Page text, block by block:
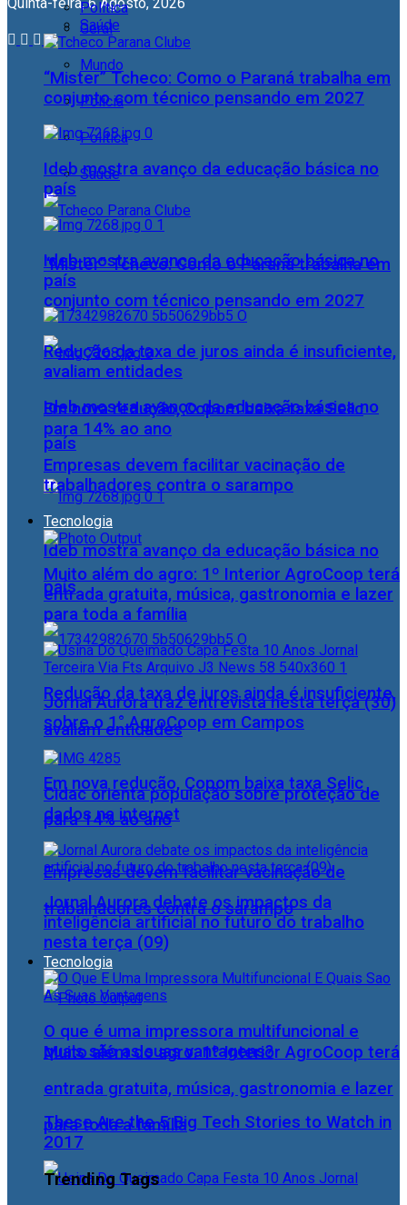
Geral
Mundo
Polícia
Política
Saúde
“Mister” Tcheco: Como o Paraná trabalha em
conjunto com técnico pensando em 2027
Ideb mostra avanço da educação básica no
país
Ideb mostra avanço da educação básica no
país
Redução da taxa de juros ainda é insuficiente,
avaliam entidades
Em nova redução, Copom baixa taxa Selic
para 14% ao ano
Empresas devem facilitar vacinação de
trabalhadores contra o sarampo
Tecnologia
Muito além do agro: 1º Interior AgroCoop terá
entrada gratuita, música, gastronomia e lazer
para toda a família
Política
Saúde
“Mister” Tcheco: Como o Paraná trabalha em
conjunto com técnico pensando em 2027
Ideb mostra avanço da educação básica no
país
Ideb mostra avanço da educação básica no
país
Redução da taxa de juros ainda é insuficiente,
avaliam entidades
Em nova redução, Copom baixa taxa Selic
para 14% ao ano
Empresas devem facilitar vacinação de
trabalhadores contra o sarampo
Tecnologia
Muito além do agro: 1º Interior AgroCoop terá
entrada gratuita, música, gastronomia e lazer
para toda a família
Jornal Aurora traz entrevista nesta terça (30)
sobre o 1° AgroCoop em Campos
Cidac orienta população sobre proteção de
dados na internet
Jornal Aurora debate os impactos da
inteligência artificial no futuro do trabalho
nesta terça (09)
O que é uma impressora multifuncional e
quais são as suas vantagens?
These Are the 5 Big Tech Stories to Watch in
2017
Trending Tags